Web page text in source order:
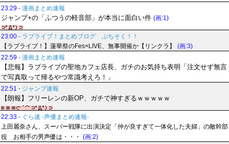
23:29 - 漫画まとめ速報
ジャンプ+の「ふつうの軽音部」が本当に面白い件 (画:1)
23:00 - ラブライブ！まとめブログ ぷちそく！！
【ラブライブ！】蓮華祭のFes×LIVE、無事開催か【リンクラ】
(画:3)
22:59 - 漫画まとめ速報
【悲報】ラブライブの聖地カフェ店長、ガチのお気持ち表明「注文せず無言
で写真取って帰るやつ常識考えろ！」
22:51 - ジャンプ速報
【朗報】フリーレンの新OP、ガチで神すぎるｗｗｗｗｗ
22:33 - ぐら速 -声優まとめ速報-
上田麗奈さん、スーパー戦隊に出演決定「仲が良すぎて一体化した夫婦」の敵幹部
役 お相手の男声優は・・・
(画:2)